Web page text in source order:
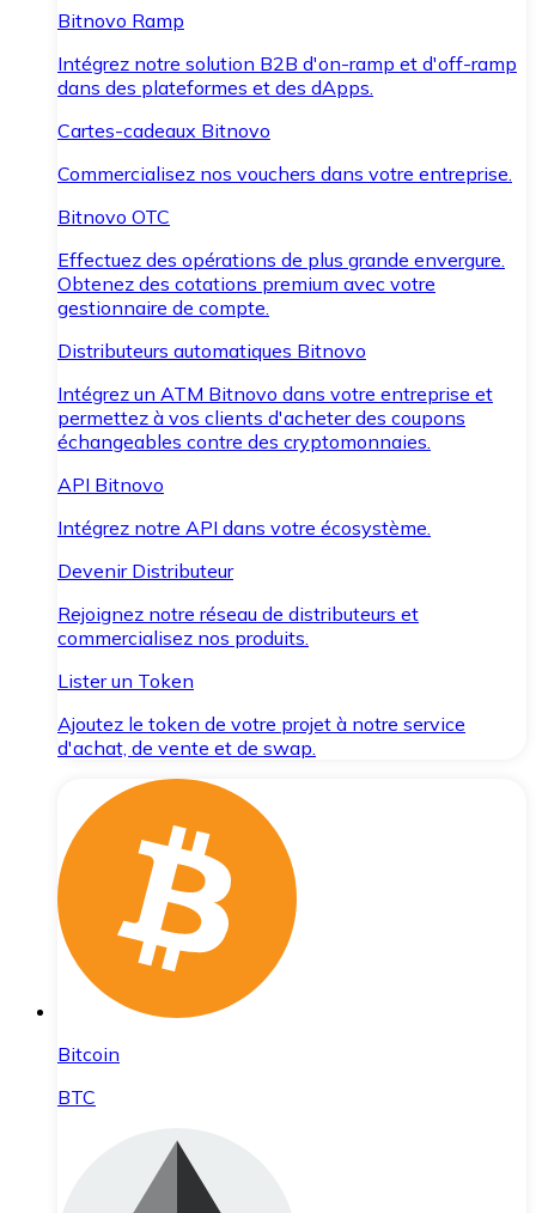
Bitnovo Ramp
Intégrez notre solution B2B d'on-ramp et d'off-ramp
dans des plateformes et des dApps.
Cartes-cadeaux Bitnovo
Commercialisez nos vouchers dans votre entreprise.
Bitnovo OTC
Effectuez des opérations de plus grande envergure.
Obtenez des cotations premium avec votre
gestionnaire de compte.
Distributeurs automatiques Bitnovo
Intégrez un ATM Bitnovo dans votre entreprise et
permettez à vos clients d'acheter des coupons
échangeables contre des cryptomonnaies.
API Bitnovo
Intégrez notre API dans votre écosystème.
Devenir Distributeur
Rejoignez notre réseau de distributeurs et
commercialisez nos produits.
Lister un Token
Ajoutez le token de votre projet à notre service
d'achat, de vente et de swap.
Bitcoin
BTC